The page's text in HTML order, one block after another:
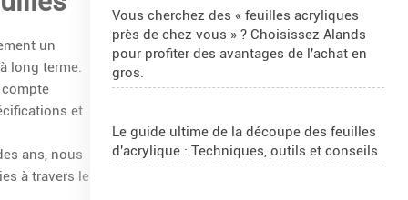
un
long terme.
et
ans, nous
à travers le
Vous cherchez des « feuilles acryliques
près de chez vous » ? Choisissez Alands
pour profiter des avantages de l'achat en
gros.
Le guide ultime de la découpe des feuilles
d'acrylique : Techniques, outils et conseils